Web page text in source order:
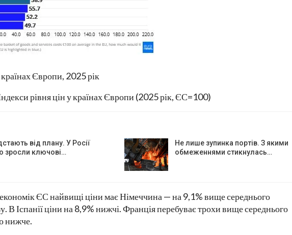
країнах Європи, 2025 рік
рівня цін у країнах Європи (2025 рік, ЄС=100)
від плану. У Росії
зросли ключові…
Не лише зупинка портів. З якими
обмеженнями стикнулась…
ЄС найвищі ціни має Німеччина — на 9,1% вище середнього
В Іспанії ціни на 8,9% нижчі. Франція перебуває трохи вище середнього
нижче.